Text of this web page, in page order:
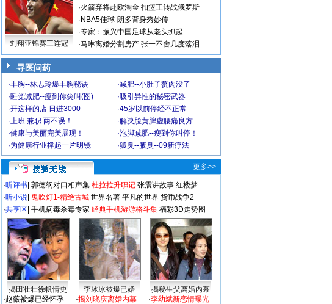
刘翔亚锦赛三连冠
·火箭弃将赴欧淘金 扣篮王转战俄罗斯
· NBA5佳球-朗多背身秀妙传
·专家：振兴中国足球从老头抓起
·马琳离婚分割房产 张一不舍几度落泪
寻医问药
·丰胸--林志玲爆丰胸秘诀 ·减肥--小肚子赘肉没了
·睡觉减肥--瘦到你尖叫(图) ·吸引异性的秘密武器
·开这样的店 日进3000 ·45岁以前停经不正常
·上班 兼职 两不误！ ·解决脸黄脾虚腰痛良方
·健康与美丽完美展现！ ·泡脚减肥--瘦到你叫停！
·为健康行业撑起一片明镜 ·狐臭--腋臭--09新疗法
更多>>
·听评书 郭德纲对口相声集 杜拉拉升职记 张震讲故事 红楼梦
·听小说 鬼吹灯1-精绝古城 世界名著 平凡的世界 货币战争2
·共享区 手机病毒杀毒专家 经典手机游游格斗集 福彩3D走势图
揭田壮壮徐帆情史 李冰冰被爆已婚
揭秘生父离婚内幕
·赵薇被爆已经怀孕
·揭刘晓庆离婚内幕
·李幼斌新恋情曝光